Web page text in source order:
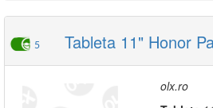
5 Tableta 11" Honor
olx.ro